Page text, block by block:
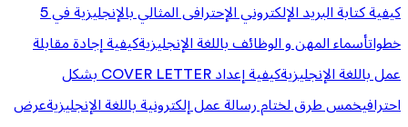
كيفية كتابة البريد الإلكتروني الإحترافى المثالي بالإنجليزية في 5
خطواتأسماء المهن و الوظائف باللغة الإنجليزيةكيفية إجادة مقابلة
عمل باللغة الإنجليزية
كيفية إعداد COVER LETTER بشكل
احترافيخمس طرق لختام رسالة عمل إلكترونية باللغة الإنجليزيةعرض